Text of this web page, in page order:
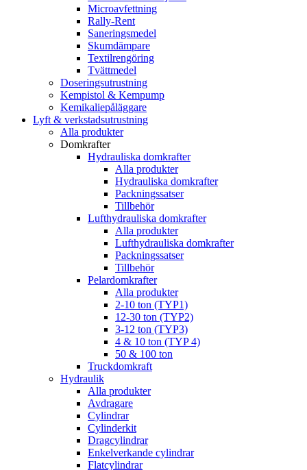
Microavfettning
Rally-Rent
Saneringsmedel
Skumdämpare
Textilrengöring
Tvättmedel
Doseringsutrustning
Kempistol & Kempump
Kemikaliepåläggare
Lyft & verkstadsutrustning
Alla produkter
Domkrafter
Hydrauliska domkrafter
Alla produkter
Hydrauliska domkrafter
Packningssatser
Tillbehör
Lufthydrauliska domkrafter
Alla produkter
Lufthydrauliska domkrafter
Packningssatser
Tillbehör
Pelardomkrafter
Alla produkter
2-10 ton (TYP1)
12-30 ton (TYP2)
3-12 ton (TYP3)
4 & 10 ton (TYP 4)
50 & 100 ton
Truckdomkraft
Hydraulik
Alla produkter
Avdragare
Cylindrar
Cylinderkit
Dragcylindrar
Enkelverkande cylindrar
Flatcylindrar